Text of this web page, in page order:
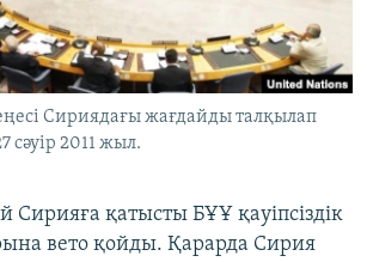
Сириядағы жағдайды талқылап
2011 жыл.
Сирияға қатысты БҰҰ қауіпсіздік
вето қойды. Қарарда Сирия